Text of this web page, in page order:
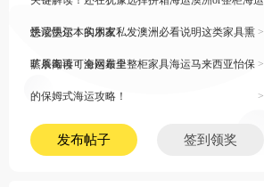
悉尼墨尔本的朋友 >
快读快运！实木家私发澳洲必看说明这类家具熏
蒸杀毒再可海运布里 >
旷展阅读！全网最全整柜家具海运马来西亚怡保
的保姆式海运攻略！ >
发布帖子 签到领奖